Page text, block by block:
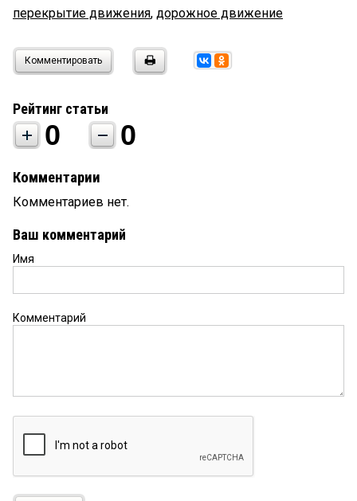
перекрытие движения, дорожное движение
Комментировать
Рейтинг статьи
0 0
Комментарии
Комментариев нет.
Ваш комментарий
Имя
Комментарий